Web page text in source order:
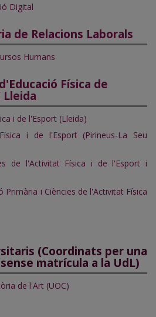
Digital
de Relacions Laborals
Humans
Física de
Lleida
i de l'Esport (Lleida)
i de l'Esport (Pirineus-La Seu
de l'Activitat Física i de l'Esport i
Primària i Ciències de l'Activitat Física
(Coordinats per una
matrícula a la UdL)
de l'Art (UOC)